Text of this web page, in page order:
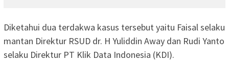
Diketahui dua terdakwa kasus tersebut yaitu Faisal selaku
mantan Direktur RSUD dr. H Yuliddin Away dan Rudi Yanto
selaku Direktur PT Klik Data Indonesia (KDI).